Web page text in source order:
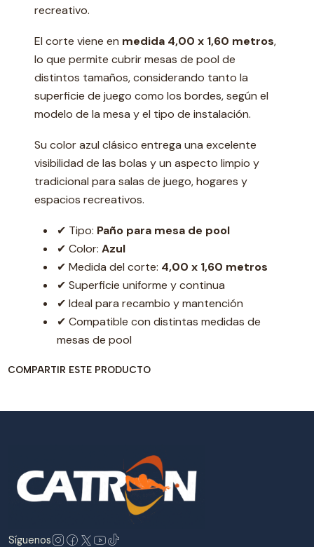
recreativo.
El corte viene en medida 4,00 x 1,60 metros,
lo que permite cubrir mesas de pool de
distintos tamaños, considerando tanto la
superficie de juego como los bordes, según el
modelo de la mesa y el tipo de instalación.
Su color azul clásico entrega una excelente
visibilidad de las bolas y un aspecto limpio y
tradicional para salas de juego, hogares y
espacios recreativos.
✔ Tipo: Paño para mesa de pool
✔ Color:Azul
✔ Medida del corte: 4,00 x 1,60 metros
✔ Superficie uniforme y continua
✔ Ideal para recambio y mantención
✔ Compatible con distintas medidas de
mesas de pool
COMPARTIR ESTE PRODUCTO
Síguenos